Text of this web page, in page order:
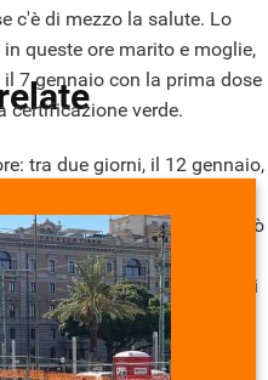
c'è di mezzo la salute. Lo
queste ore marito e moglie,
7 gennaio con la prima dose
certificazione verde.
tra due giorni, il 12 gennaio,
pass rafforzato, però, non può
e a suo marito, che di anni
Moby, che da Olbia porterà i
non si sale a bordo.
un intervento